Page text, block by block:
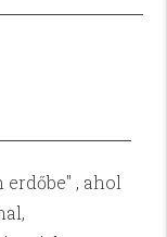
, ahol